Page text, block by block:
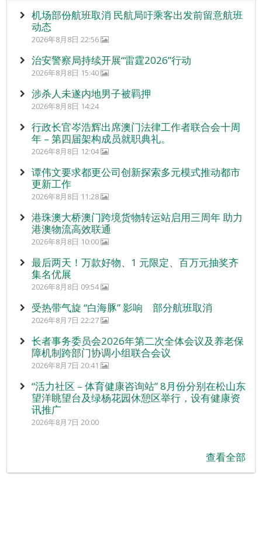
机场部份航班取消 民航局吁乘客出发前留意航班
动态
2026年8月8日 22:56
治安警察局持续开展“雷霆2026”行动
2026年8月8日 15:40
涉杀人未遂内地男子被羁押
2026年8月8日 14:24
行政长官岑浩辉出席澳门法律工作者联合会十周
年 – 第四届架构成员就职典礼。
2026年8月8日 12:04
谭伟文要求都更公司创新探索多元模式推动都市
更新工作
2026年8月8日 11:28
港珠澳大桥澳门跨境货物转运站启用三周年 助力
港澳物流高效联通
2026年8月8日 10:00
最后两天！万款好物、1 元限定、百万元抽奖齐
集名优展
2026年8月8日 09:54
受热带气旋 “白海豚” 影响 部分航班取消
2026年8月7日 22:27
长者事务委员会2026年第二次全体会议及养老保
障机制跨部门协调小组联合会议
2026年8月7日 20:41
“活力社区 – 体育健康咨询站” 8月份分别在松山东
望洋眺望台及绿杨花园休憩区举行，设有健康资
讯推广
2026年8月7日 20:00
查看全部